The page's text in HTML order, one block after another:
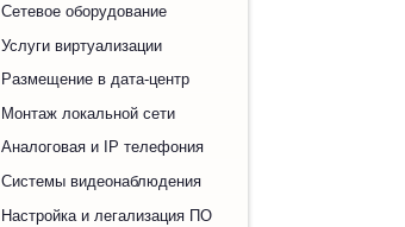
Сетевое оборудование
Услуги виртуализации
Размещение в дата-центр
Монтаж локальной сети
Аналоговая и IP телефония
Системы видеонаблюдения
Настройка и легализация ПО